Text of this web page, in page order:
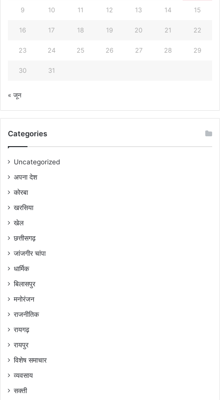
9 10 11 12 13 14 15
16 17 18 19 20 21 22
23 24 25 26 27 28 29
30 31
« जून
Categories
Uncategorized
अपना देश
कोरबा
खरसिया
खेल
छत्तीसगढ़
जांजगीर चांपा
धार्मिक
बिलासपुर
मनोरंजन
राजनीतिक
रायगढ़
रायपुर
विशेष समाचार
व्यवसाय
सक्ती